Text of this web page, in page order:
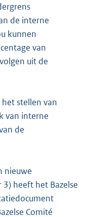
de interne
kunnen
van
uit de
stellen van
van interne
de
nieuwe
heeft het Bazelse
Comité